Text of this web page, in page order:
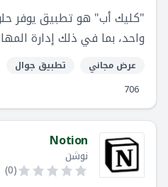
"كليك أب" هو تطبيق يوفر
واحد، بما في ذلك إدارة
والتقويمات، وصندوق البريد
عرض مجاني
تطبيق جوال
706
Notion
نوشن
(
0
)